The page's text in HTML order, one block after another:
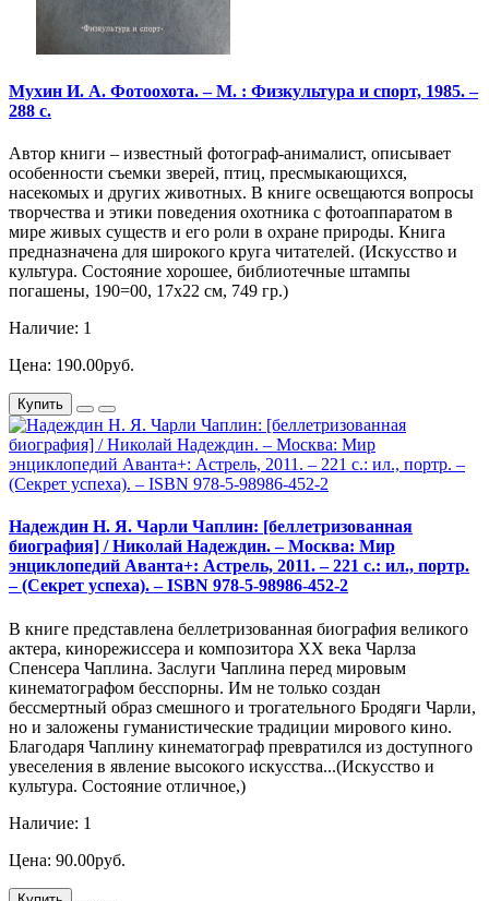
Мухин И. А. Фотоохота. – М. : Физкультура и спорт, 1985. –
288 с.
Автор книги – известный фотограф-анималист, описывает
особенности съемки зверей, птиц, пресмыкающихся,
насекомых и других животных. В книге освещаются вопросы
творчества и этики поведения охотника с фотоаппаратом в
мире живых существ и его роли в охране природы. Книга
предназначена для широкого круга читателей. (Искусство и
культура. Состояние хорошее, библиотечные штампы
погашены, 190=00, 17х22 см, 749 гр.)
Наличие: 1
Цена: 190.00руб.
Купить
Надеждин Н. Я. Чарли Чаплин: [беллетризованная
биография] / Николай Надеждин. – Москва: Мир
энциклопедий Аванта+: Aстрель, 2011. – 221 с.: ил., портр.
– (Секрет успеха). – ISBN 978-5-98986-452-2
В книге представлена беллетризованная биография великого
актера, кинорежиссера и композитора XX века Чарлза
Спенсера Чаплина. Заслуги Чаплина перед мировым
кинематографом бесспорны. Им не только создан
бессмертный образ смешного и трогательного Бродяги Чарли,
но и заложены гуманистические традиции мирового кино.
Благодаря Чаплину кинематограф превратился из доступного
увеселения в явление высокого искусства...(Искусство и
культура. Состояние отличное,)
Наличие: 1
Цена: 90.00руб.